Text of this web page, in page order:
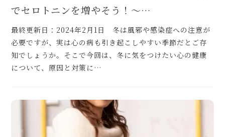
でセロトニンを増やそう！～…
最終更新日：2024年2月1日 冬は風邪や感染症への注意が
必要ですが、実は心の病も引き起こしやすい季節だとご存
知でしょうか。そこで今回は、冬に気をつけたい心の健康
について、原因と対策に…